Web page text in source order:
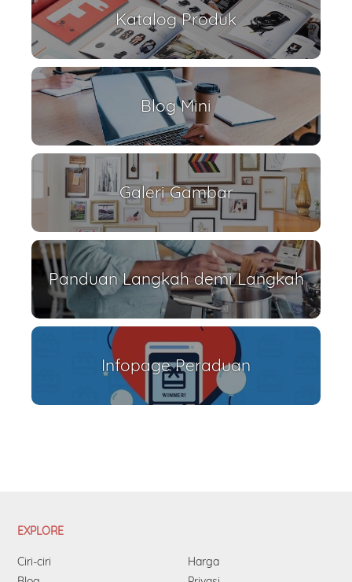
Katalog Produk
Blog Mini
Galeri Gambar
Panduan Langkah demi Langkah
Infopage Peraduan
EXPLORE
Ciri-ciri
Harga